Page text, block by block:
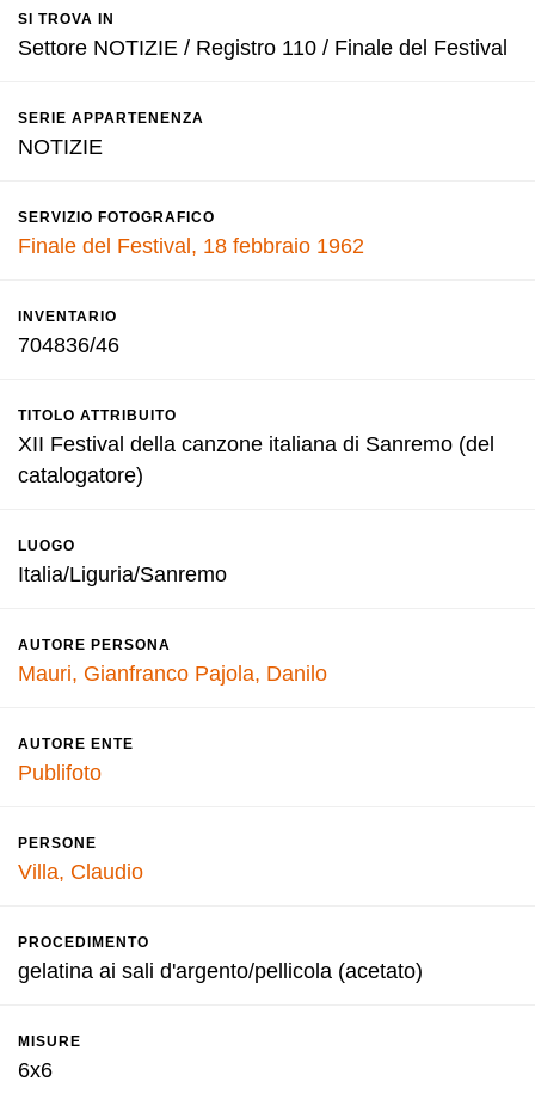
SI TROVA IN
Settore NOTIZIE / Registro 110 / Finale del Festival
SERIE APPARTENENZA
NOTIZIE
SERVIZIO FOTOGRAFICO
Finale del Festival, 18 febbraio 1962
INVENTARIO
704836/46
TITOLO ATTRIBUITO
XII Festival della canzone italiana di Sanremo (del
catalogatore)
LUOGO
Italia/Liguria/Sanremo
AUTORE PERSONA
Mauri, Gianfranco Pajola, Danilo
AUTORE ENTE
Publifoto
PERSONE
Villa, Claudio
PROCEDIMENTO
gelatina ai sali d'argento/pellicola (acetato)
MISURE
6x6